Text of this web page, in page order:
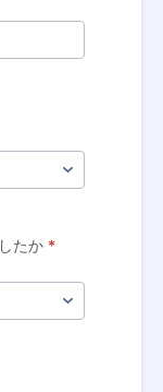
たか *